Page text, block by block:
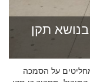
תקן
לפני שמחליטים על הסמכה